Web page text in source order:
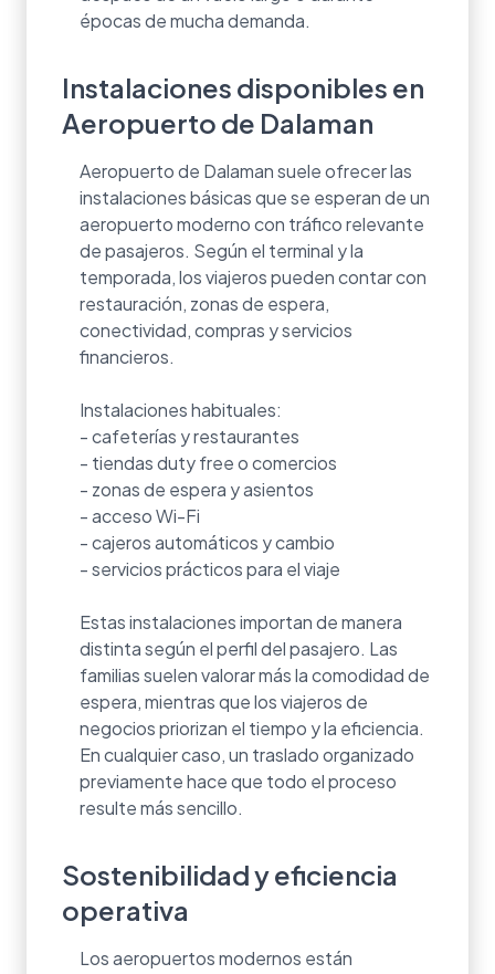
épocas de mucha demanda.
Instalaciones disponibles en
Aeropuerto de Dalaman
Aeropuerto de Dalaman suele ofrecer las
instalaciones básicas que se esperan de un
aeropuerto moderno con tráfico relevante
de pasajeros. Según el terminal y la
temporada, los viajeros pueden contar con
restauración, zonas de espera,
conectividad, compras y servicios
financieros.
Instalaciones habituales:
- cafeterías y restaurantes
- tiendas duty free o comercios
- zonas de espera y asientos
- acceso Wi-Fi
- cajeros automáticos y cambio
- servicios prácticos para el viaje
Estas instalaciones importan de manera
distinta según el perfil del pasajero. Las
familias suelen valorar más la comodidad de
espera, mientras que los viajeros de
negocios priorizan el tiempo y la eficiencia.
En cualquier caso, un traslado organizado
previamente hace que todo el proceso
resulte más sencillo.
Sostenibilidad y eficiencia
operativa
Los aeropuertos modernos están